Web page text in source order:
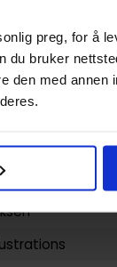
preg, for å
bruker
den med annen
og